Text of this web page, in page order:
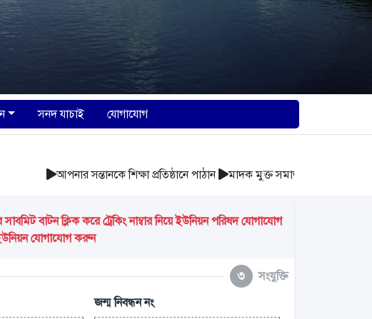
সনদ যাচাই যোগাযোগ
আপনার সন্তানকে শিক্ষা প্রতিষ্ঠানে পাঠান
মাদক মুক্ত সমাজ গঠন করুন
বাটন ক্লিক করে ট্রেকিং নাম্বার নিয়ে ইউনিয়ন পরিষদ যোগাযোগ
ইউনিয়ন যোগাযোগ করুন
৩
সংযুক্তি
জন্ম নিবন্ধন নং